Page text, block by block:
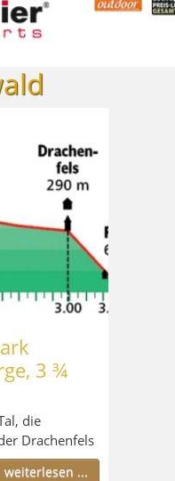
3 ¾
die
Drachenfels
weiterlesen ...